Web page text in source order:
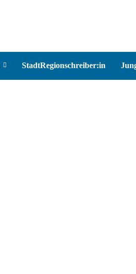
StadtRegionschreiber:in